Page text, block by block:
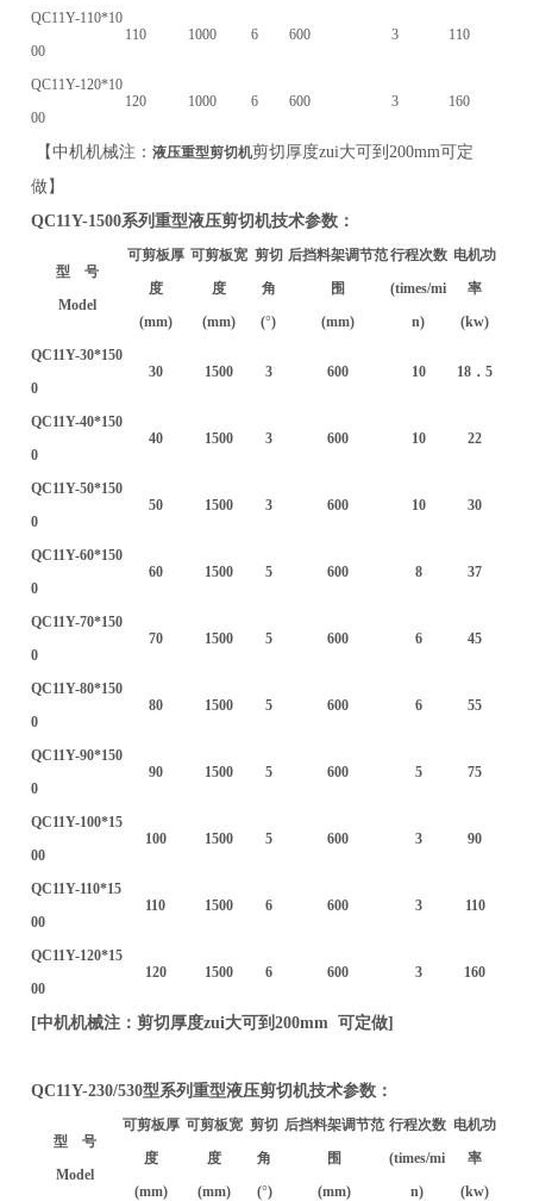
QC11Y-110*10
00
110 1000 6 600 3 110
QC11Y-120*10
00
120 1000 6 600 3 160
【中机机械注：液压重型剪切机剪切厚度zui大可到 200mm可定
做】
QC11Y-1500系列重型液压剪切机技术参数：
型 号
Model
可剪板厚
度
(mm)
可剪板宽
度
(mm)
剪切
角
(°)
后挡料架调节范
围
(mm)
行程次数
(times/mi
n)
电机功
率
(kw)
QC11Y-30*150
0
30 1500 3 600 10 18 ．5
QC11Y-40*150
0
40 1500 3 600 10 22
QC11Y-50*150
0
50 1500 3 600 10 30
QC11Y-60*150
0
60 1500 5 600 8 37
QC11Y-70*150
0
70 1500 5 600 6 45
QC11Y-80*150
0
80 1500 5 600 6 55
QC11Y-90*150
0
90 1500 5 600 5 75
QC11Y-100*15
00
100 1500 5 600 3 90
QC11Y-110*15
00
110 1500 6 600 3 110
QC11Y-120*15
00
120 1500 6 600 3 160
[中机机械注：剪切厚度zui大可到200mm 可定做]
QC11Y-230/530型系列重型液压剪切机技术参数：
型 号
Model
可剪板厚
度
(mm)
可剪板宽
度
(mm)
剪切
角
(°)
后挡料架调节范
围
(mm)
行程次数
(times/mi
n)
电机功
率
(kw)